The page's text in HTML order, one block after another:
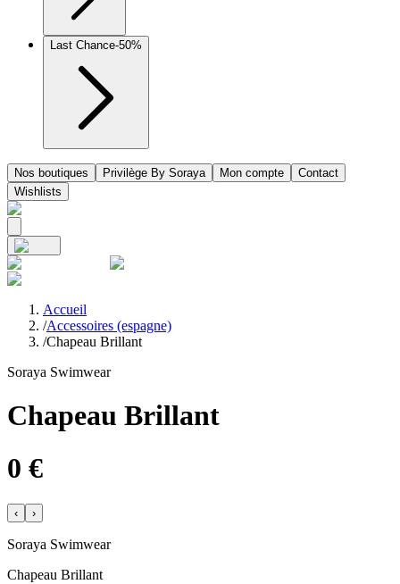
Last Chance-50%
Nos boutiques Privilège By Soraya Mon compte
Contact
Wishlists
Accueil
/Accessoires (espagne)
/Chapeau Brillant
Soraya Swimwear
Chapeau Brillant
0 €
‹ ›
Soraya Swimwear
Chapeau Brillant